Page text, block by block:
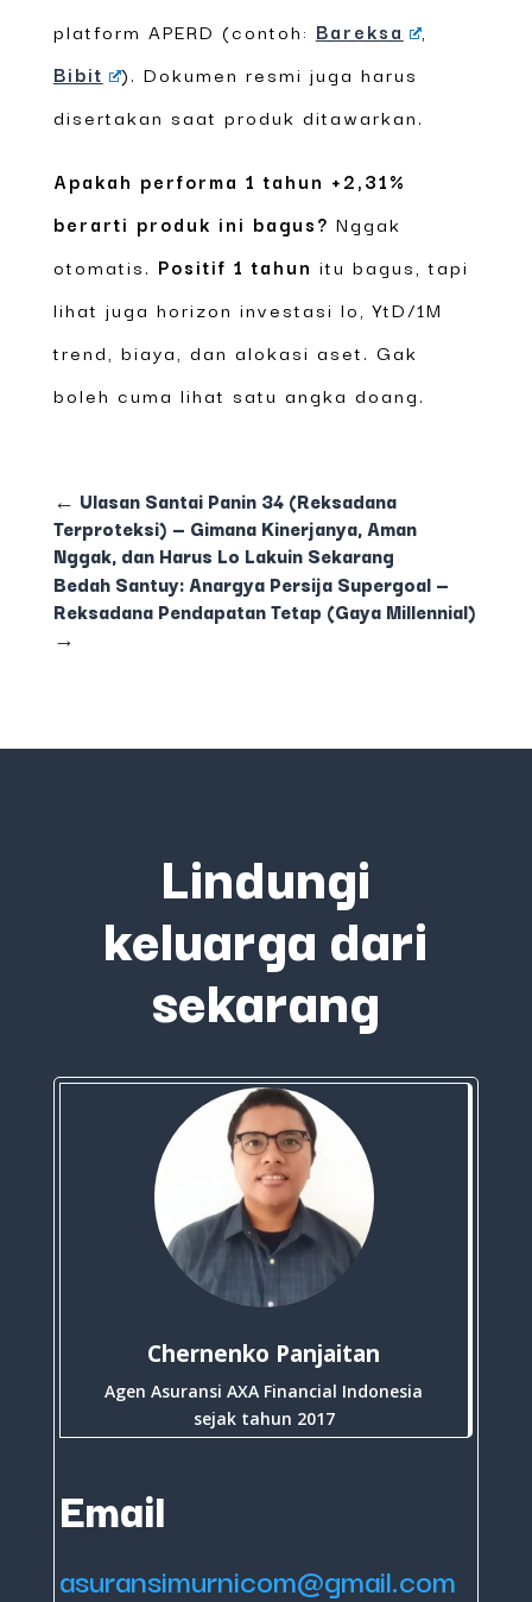
platform APERD (contoh: Bareksa
Bibit
). Dokumen resmi juga harus
disertakan saat produk ditawarkan.
Apakah performa 1 tahun +2,31%
berarti produk ini bagus? Nggak
otomatis. Positif 1 tahun itu bagus, tapi
lihat juga horizon investasi lo, YtD/1M
trend, biaya, dan alokasi aset. Gak
boleh cuma lihat satu angka doang.
← Ulasan Santai Panin 34 (Reksadana
Terproteksi) — Gimana Kinerjanya, Aman
Nggak, dan Harus Lo Lakuin Sekarang
Bedah Santuy: Anargya Persija Supergoal —
Reksadana Pendapatan Tetap (Gaya Millennial)
→
Lindungi
keluarga dari
sekarang
Chernenko Panjaitan
Agen Asuransi AXA Financial Indonesia
sejak tahun 2017
Email
asuransimurnicom@gmail.com